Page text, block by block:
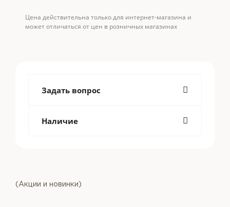
Цена действительна только для интернет-магазина и
может отличаться от цен в розничных магазинах
Задать вопрос
Наличие
(Акции и новинки)